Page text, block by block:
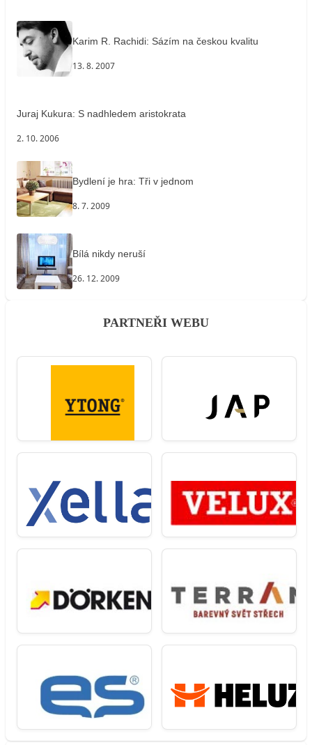
Karim R. Rachidi: Sázím na českou kvalitu
13. 8. 2007
Juraj Kukura: S nadhledem aristokrata
2. 10. 2006
Bydlení je hra: Tři v jednom
8. 7. 2009
Bílá nikdy neruší
26. 12. 2009
PARTNEŘI WEBU